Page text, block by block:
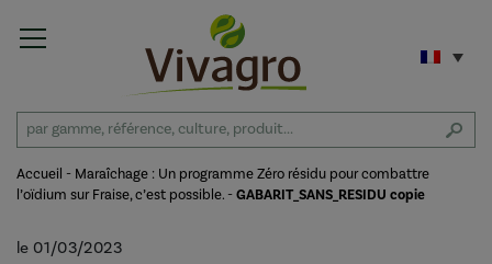
Accueil - Maraîchage : Un programme Zéro résidu pour combattre
l’oïdium sur Fraise, c’est possible. -GABARIT_SANS_RESIDU copie
le 01/03/2023